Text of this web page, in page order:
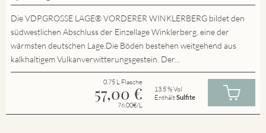
Die VDP.GROSSE LAGE® VORDERER WINKLERBERG bildet den
südwestlichen Abschluss der Einzellage Winklerberg, eine der
wärmsten deutschen Lage.Die Böden bestehen weitgehend aus
kalkhaltigem Vulkanverwitterungsgestein. Der...
0.75 L Flasche
57,00 €
76.00€/L
13.5 % Vol
EnthältSulfite